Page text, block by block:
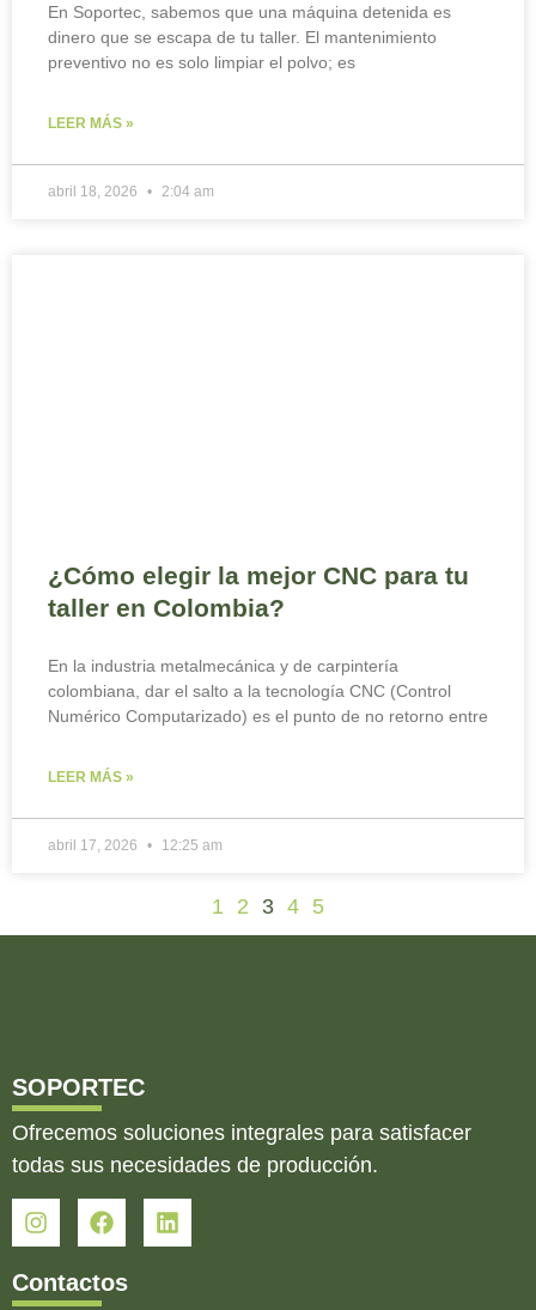
En Soportec, sabemos que una máquina detenida es
dinero que se escapa de tu taller. El mantenimiento
preventivo no es solo limpiar el polvo; es
LEER MÁS »
abril 18, 2026 2:04 am
¿Cómo elegir la mejor CNC para tu
taller en Colombia?
En la industria metalmecánica y de carpintería
colombiana, dar el salto a la tecnología CNC (Control
Numérico Computarizado) es el punto de no retorno entre
LEER MÁS »
abril 17, 2026 12:25 am
1 2 3 4 5
SOPORTEC
Ofrecemos soluciones integrales para satisfacer
todas sus necesidades de producción.
Contactos